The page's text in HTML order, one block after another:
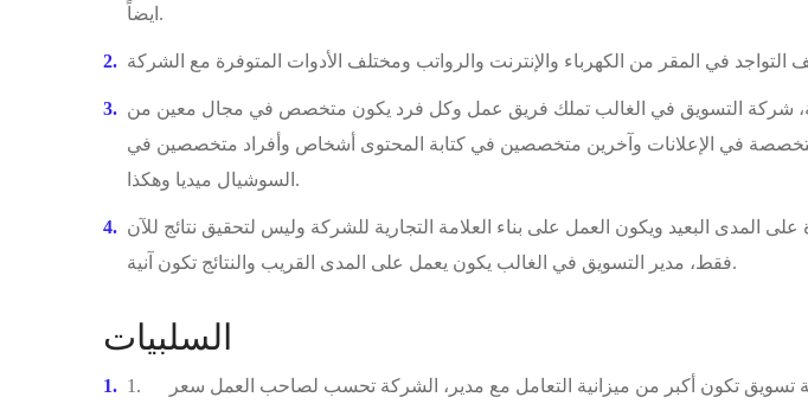
ايضاً.
شركة التسويق في الغالب تملك فريق عمل وكل فرد يكون متخصص في مجال معين من
متخصصة في الإعلانات وآخرين متخصصين في كتابة المحتوى أشخاص وأفراد متخصصين في
السوشيال ميديا وهكذا.
المدى البعيد ويكون العمل على بناء العلامة التجارية للشركة وليس لتحقيق نتائج للآن
فقط، مدير التسويق في الغالب يكون يعمل على المدى القريب والنتائج تكون آنية.
السلبيات
1. في بعض الأحيان ميزانية التعامل مع شركة تسويق تكون أكبر من ميزانية التعامل مع مدير، الشركة تحسب لصاحب العمل سعر